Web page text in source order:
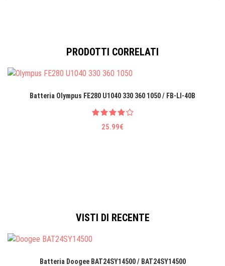
PRODOTTI CORRELATI
Batteria Olympus FE280 U1040 330 360 1050 / FB-LI-40B
25.99€
VISTI DI RECENTE
Batteria Doogee BAT24SY14500 / BAT24SY14500